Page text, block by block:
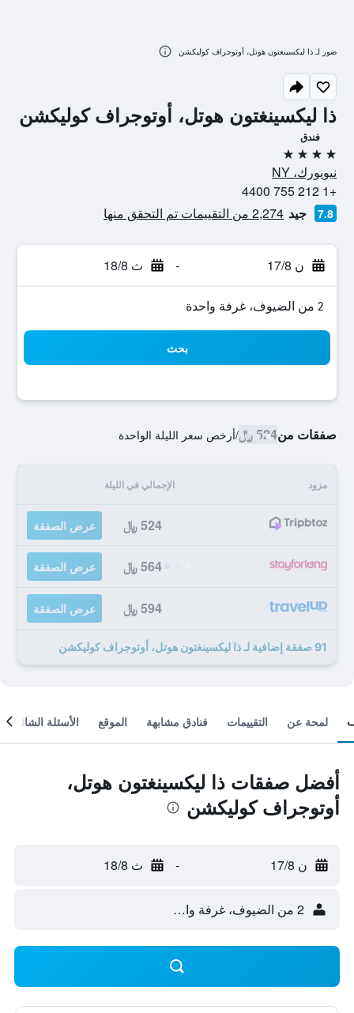
ذا ليكسينغتون هوتل، أوتوجراف كوليكشن
فندق
4 نجوم
نيويورك، NY
+1 212 755 4400
7.8 جيد 2,274 من التقييمات تم التحقق منها
ن 17/8 - ث 18/8
2 من الضيوف، غرفة واحدة
بحث
صفقات من524 ﷼ /أرخص سعر الليلة الواحدة
مزود الإجمالي في الليلة
524 ﷼ عرض الصفقة
564 ﷼ عرض الصفقة
594 ﷼ عرض الصفقة
91 صفقة إضافية لـ ذا ليكسينغتون هوتل، أوتوجراف كوليكشن
صور لـ ذا ليكسينغتون هوتل، أوتوجراف كوليكشن
لمحة عن التقييمات فنادق مشابهة الموقع الأسئلة الشائعة
أفضل صفقات ذا ليكسينغتون هوتل،
أوتوجراف كوليكشن
ن 17/8 - ث 18/8
2 من الضيوف، غرفة واحدة